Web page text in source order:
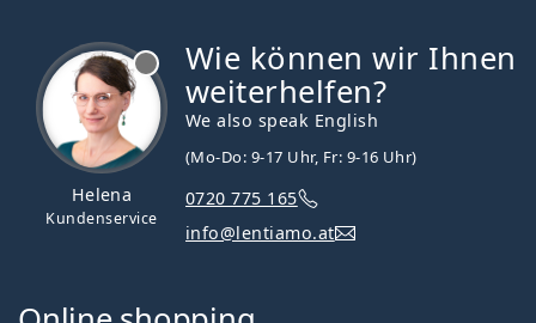
Helena
Kundenservice
Wie können wir Ihnen
weiterhelfen?
We also speak English
(Mo-Do: 9-17 Uhr, Fr: 9-16 Uhr)
0720 775 165
info@lentiamo.at